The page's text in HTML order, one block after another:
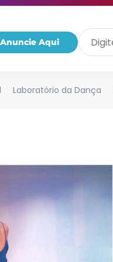
Anuncie Aqui
Laboratório da Dança